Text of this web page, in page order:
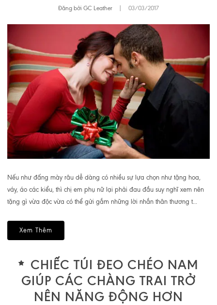
Đăng bởi GC Leather 03/03/2017
Nếu như đấng mày râu dễ dàng có nhiều sự lựa chọn như tặng hoa,
váy, áo các kiểu, thì chị em phụ nữ lại phải đau đầu suy nghĩ xem nên
tặng gì vừa độc vừa có thể gửi gắm những lời nhắn thân thương t...
Xem Thêm
CHIẾC TÚI ĐEO CHÉO NAM
GIÚP CÁC CHÀNG TRAI TRỞ
NÊN NĂNG ĐỘNG HƠN